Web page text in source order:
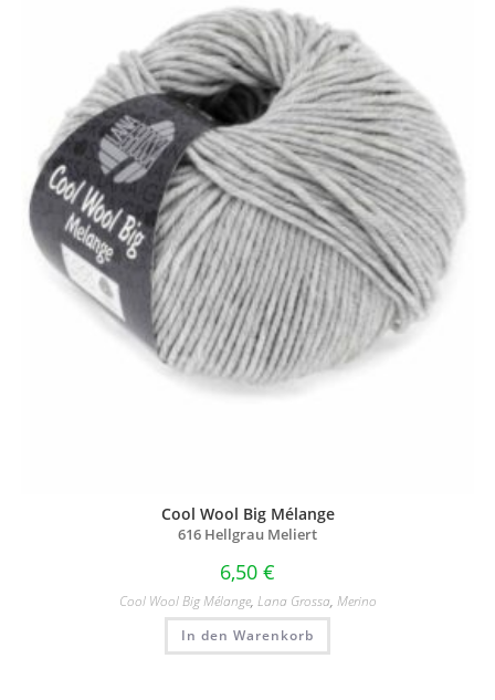
Cool Wool Big Mélange
616 Hellgrau Meliert
6,50 €
Cool Wool Big Mélange, Lana Grossa, Merino
In den Warenkorb